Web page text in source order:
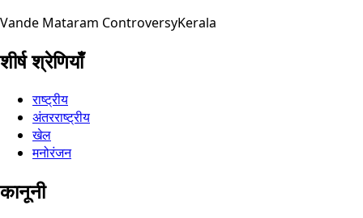
Vande Mataram ControversyKerala
शीर्ष श्रेणियाँ
राष्ट्रीय
अंतरराष्ट्रीय
खेल
मनोरंजन
कानूनी